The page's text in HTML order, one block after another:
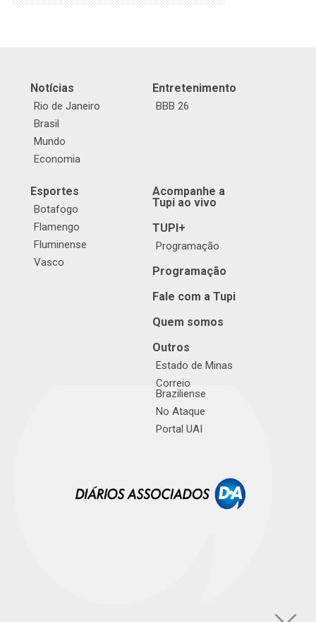
Notícias
Rio de Janeiro
Brasil
Mundo
Economia
Entretenimento
BBB 26
Esportes
Botafogo
Flamengo
Fluminense
Vasco
Acompanhe a
Tupi ao vivo
TUPI+
Programação
Programação
Fale com a Tupi
Quem somos
Outros
Estado de Minas
Correio
Braziliense
No Ataque
Portal UAI